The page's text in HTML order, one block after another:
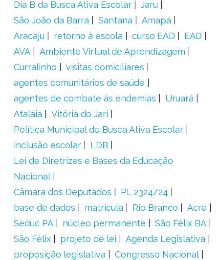
Dia B da Busca Ativa Escolar
Jaru
São João da Barra
Santana
Amapá
Aracaju
retorno à escola curso EAD
EAD
AVA
Ambiente Virtual de Aprendizagem
Curralinho
visitas domiciliares
agentes comunitários de saúde
agentes de combate às endemias
Uruará
Atalaia
Vitória do Jari
Política Municipal de Busca Ativa Escolar
inclusão escolar
LDB
Lei de Diretrizes e Bases da Educação
Nacional
Câmara dos Deputados
PL 2324/24
base de dados
matrícula Rio Branco
Acre
Seduc PA
núcleo permanente
São Félix BA
São Félix
projeto de lei
Agenda Legislativa
proposição legislativa
Congresso Nacional